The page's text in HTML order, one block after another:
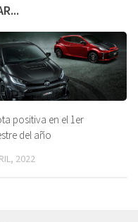
positiva en el 1er
del año
2022